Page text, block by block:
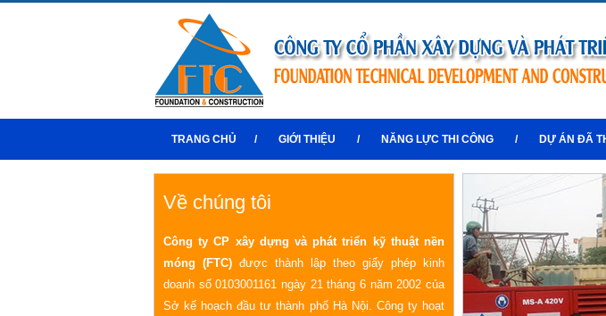
TRANG CHỦ / GIỚI THIỆU / NĂNG LỰC THI CÔNG / DỰ ÁN ĐÃ
Về chúng tôi
Công ty CP xây dựng và phát triển kỹ thuật nền
móng (FTC) được thành lập theo giấy phép kinh
doanh số 0103001161 ngày 21 tháng 6 năm 2002 của
Sở kế hoạch đầu tư thành phố Hà Nội. Công ty hoạt